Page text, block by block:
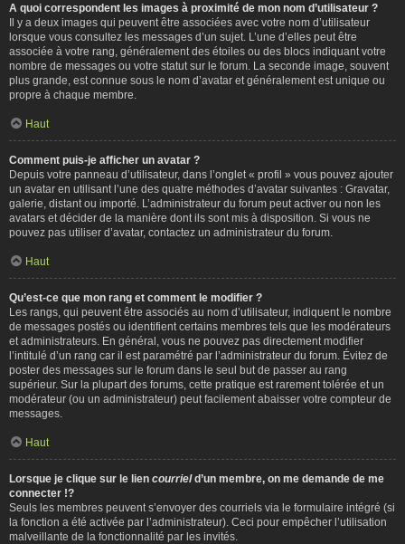
A quoi correspondent les images à proximité de mon nom d’utilisateur ?
Il y a deux images qui peuvent être associées avec votre nom d’utilisateur
lorsque vous consultez les messages d’un sujet. L’une d’elles peut être
associée à votre rang, généralement des étoiles ou des blocs indiquant votre
nombre de messages ou votre statut sur le forum. La seconde image, souvent
plus grande, est connue sous le nom d’avatar et généralement est unique ou
propre à chaque membre.
Haut
Comment puis-je afficher un avatar ?
Depuis votre panneau d’utilisateur, dans l’onglet « profil » vous pouvez ajouter
un avatar en utilisant l’une des quatre méthodes d’avatar suivantes : Gravatar,
galerie, distant ou importé. L’administrateur du forum peut activer ou non les
avatars et décider de la manière dont ils sont mis à disposition. Si vous ne
pouvez pas utiliser d’avatar, contactez un administrateur du forum.
Haut
Qu’est-ce que mon rang et comment le modifier ?
Les rangs, qui peuvent être associés au nom d’utilisateur, indiquent le nombre
de messages postés ou identifient certains membres tels que les modérateurs
et administrateurs. En général, vous ne pouvez pas directement modifier
l’intitulé d’un rang car il est paramétré par l’administrateur du forum. Évitez de
poster des messages sur le forum dans le seul but de passer au rang
supérieur. Sur la plupart des forums, cette pratique est rarement tolérée et un
modérateur (ou un administrateur) peut facilement abaisser votre compteur de
messages.
Haut
Lorsque je clique sur le lien courrield’un membre, on me demande de me
connecter !?
Seuls les membres peuvent s’envoyer des courriels via le formulaire intégré (si
la fonction a été activée par l’administrateur). Ceci pour empêcher l’utilisation
malveillante de la fonctionnalité par les invités.